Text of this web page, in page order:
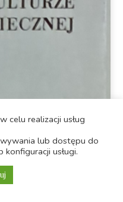
celu realizacji usług
lub dostępu do
usługi.